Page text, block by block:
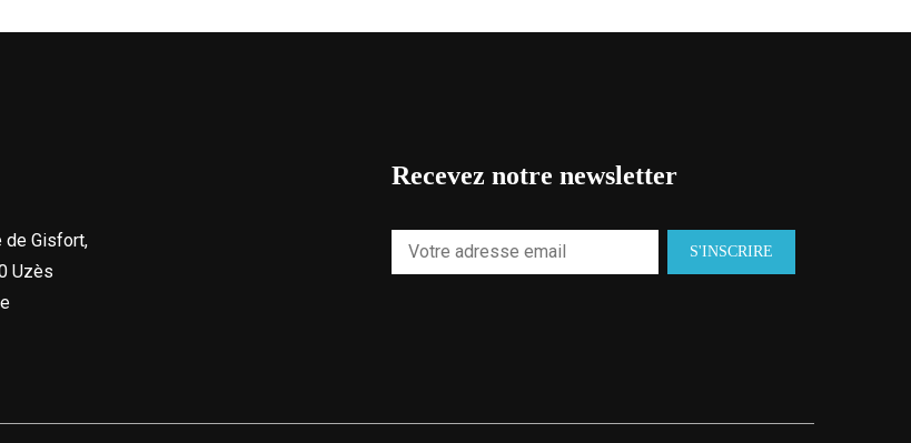
de Gisfort,
Uzès
Recevez notre newsletter